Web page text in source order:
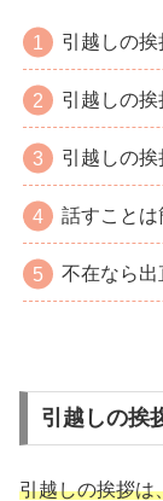
引越しの
引越しの挨
引越しの
話すことは
不在なら出
引越しの挨
引越しの挨拶は